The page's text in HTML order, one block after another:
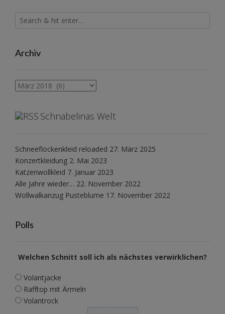
Archiv
Archiv
Schnabelinas Welt
Schneeflockenkleid reloaded 27. März 2025
Konzertkleidung 2. Mai 2023
Katzenwollkleid 7. Januar 2023
Alle Jahre wieder… 22. November 2022
Wollwalkanzug Pusteblume 17. November 2022
Polls
Welchen Schnitt soll ich als nächstes verwirklichen?
Volantjacke
Rafftop mit Ärmeln
Volantrock